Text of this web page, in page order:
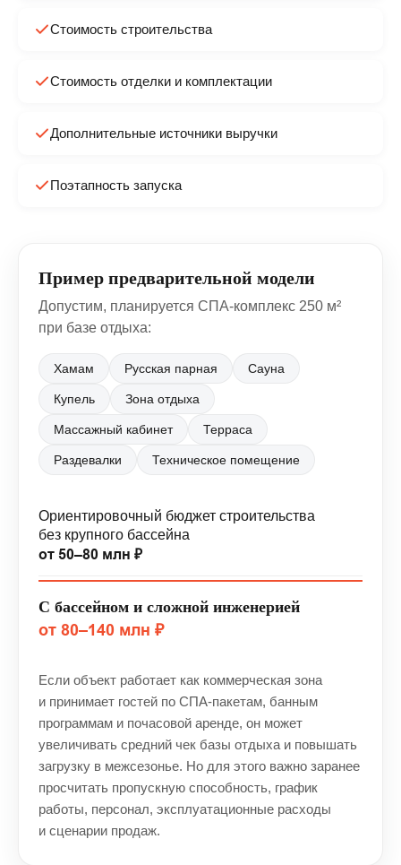
Стоимость строительства
Стоимость отделки и комплектации
Дополнительные источники выручки
Поэтапность запуска
Пример предварительной модели
Допустим, планируется СПА-комплекс 250 м²
при базе отдыха:
Хамам Русская парная Сауна
Купель Зона отдыха
Массажный кабинет Терраса
Раздевалки Техническое помещение
Ориентировочный бюджет строительства
без крупного бассейна
от 50–80 млн ₽
С бассейном и сложной инженерией
от 80–140 млн ₽
Если объект работает как коммерческая зона
и принимает гостей по СПА-пакетам, банным
программам и почасовой аренде, он может
увеличивать средний чек базы отдыха и повышать
загрузку в межсезонье. Но для этого важно заранее
просчитать пропускную способность, график
работы, персонал, эксплуатационные расходы
и сценарии продаж.